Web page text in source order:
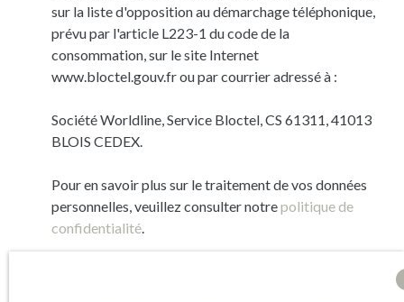
sur la liste d'opposition au démarchage téléphonique,
prévu par l'article L223-1 du code de la
consommation, sur le site Internet
www.bloctel.gouv.fr ou par courrier adressé à :
Société Worldline, Service Bloctel, CS 61311, 41013
BLOIS CEDEX.
Pour en savoir plus sur le traitement de vos données
personnelles, veuillez consulter notrepolitique de
confidentialité.